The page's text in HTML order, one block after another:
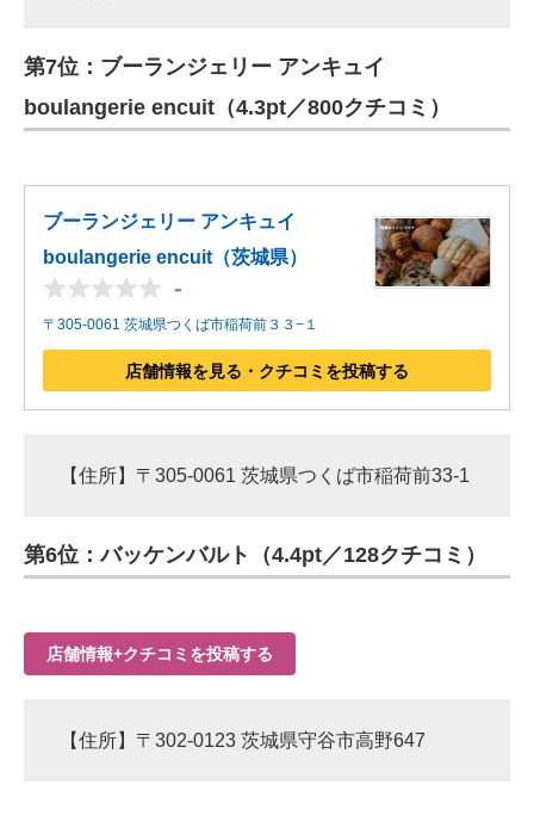
第7位：ブーランジェリー アンキュイ
boulangerie encuit（4.3pt／800クチコミ）
ブーランジェリー アンキュイ
boulangerie encuit（茨城県）
-
〒305-0061 茨城県つくば市稲荷前３３−１
店舗情報を見る・クチコミを投稿する
【住所】〒305-0061 茨城県つくば市稲荷前33-1
第6位：バッケンバルト（4.4pt／128クチコミ）
店舗情報+クチコミを投稿する
【住所】〒302-0123 茨城県守谷市高野647